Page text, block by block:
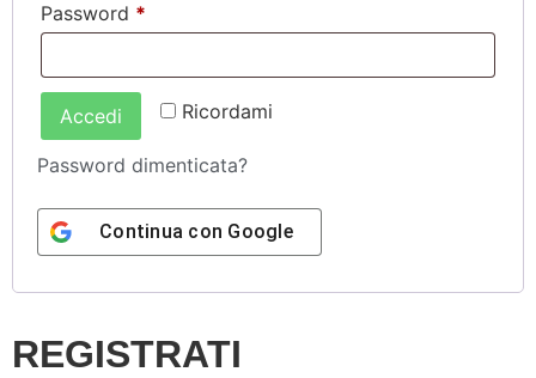
Password *
Ricordami
Accedi
Password dimenticata?
Continua con Google
REGISTRATI